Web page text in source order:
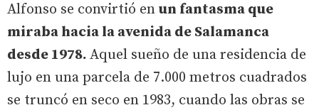
Alfonso se convirtió en un fantasma que
miraba hacia la avenida de Salamanca
desde 1978. Aquel sueño de una residencia de
lujo en una parcela de 7.000 metros cuadrados
se truncó en seco en 1983, cuando las obras se